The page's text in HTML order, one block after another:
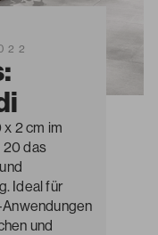
2 cm im
20 das
Ideal für
und